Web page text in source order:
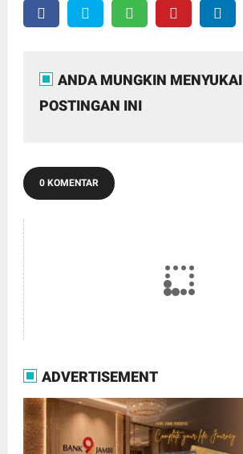
ANDA MUNGKIN MENYUKAI
POSTINGAN INI
0 KOMENTAR
ADVERTISEMENT